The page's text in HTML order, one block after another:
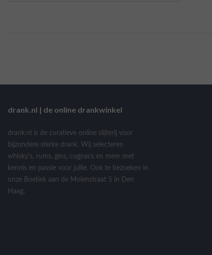
drank.nl | de online drankwinkel
drank.nl is de curatieve online slijterij voor
bijzondere sterke drank. Wij selecteren
whisky's, rums, gins, cognacs en meer met
kennis en passie voor jullie. Ook te bezoeken in
onze Boetiek aan de Molenstraat 5 in Den
Haag.